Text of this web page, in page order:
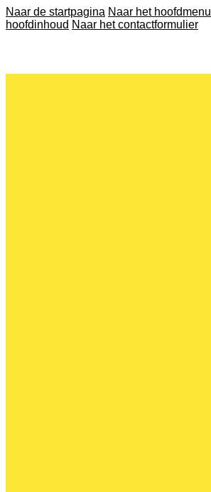
Naar de startpagina Naar het hoofdmenu
hoofdinhoud Naar het contactformulier